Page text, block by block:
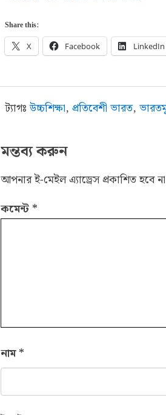
Share this:
X Facebook LinkedIn
ট্যাগঃউচ্চশিক্ষা,প্রতিবেশী ভারত,
মন্তব্য করুন
আপনার ই-মেইল এ্যাড্রেস প্রকাশিত হবে
কমেন্ট *
নাম*